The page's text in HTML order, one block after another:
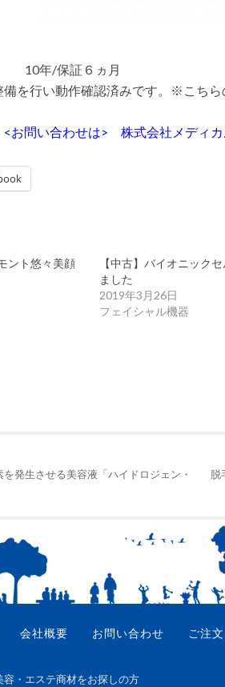
年/保証６ヵ月
を行い動作確認済みです。
※こちら
<お問い合わせは> 株式会社メディ
ント悠々美顔
【中古】バイオニック
ました
2019年3月26日
フェイシャル機器
発生させる美容液「ハイドロジェン・
脱
会社概要 お問い合わせ ご注
容・エステ商材をお探しの方